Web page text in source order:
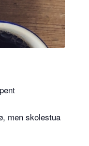
men skolestua